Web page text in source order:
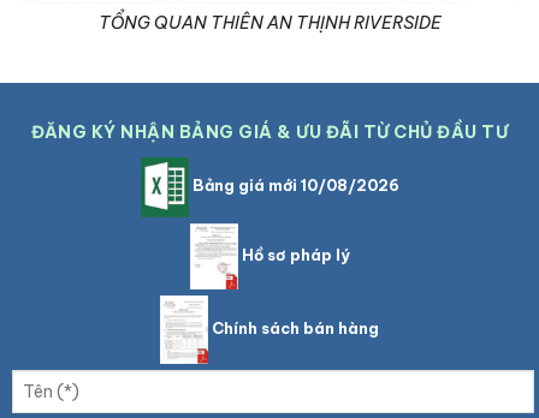
TỔNG QUAN THIÊN AN THỊNH RIVERSIDE
ĐĂNG KÝ NHẬN BẢNG GIÁ & ƯU ĐÃI TỪ CHỦ ĐẦU TƯ
Bảng giá mới 10/08/2026
Hồ sơ pháp lý
Chính sách bán hàng